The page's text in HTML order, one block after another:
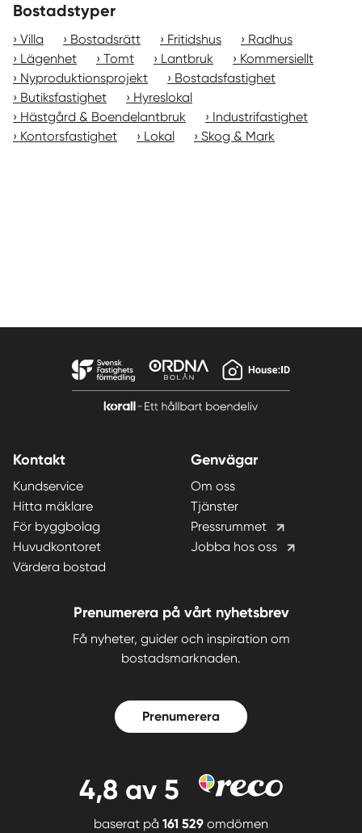
Bostadstyper
Villa Bostadsrätt Fritidshus
Radhus
Lägenhet
Tomt Lantbruk
Kommersiellt
Nyproduktionsprojekt
Bostadsfastighet
Butiksfastighet
Hyreslokal
Hästgård & Boendelantbruk
Industrifastighet
Kontorsfastighet
Lokal Skog & Mark
Kontakt
Kundservice
Hitta mäklare
För byggbolag
Huvudkontoret
Värdera bostad
Genvägar
Om oss
Tjänster
Pressrummet
Jobba hos oss
Prenumerera på vårt nyhetsbrev
Få nyheter, guider och inspiration om
bostadsmarknaden.
Prenumerera
4,8 av 5
baserat på 161 529 omdömen